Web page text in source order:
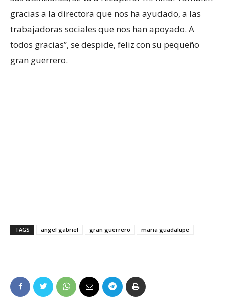
gracias a la directora que nos ha ayudado, a las
trabajadoras sociales que nos han apoyado. A
todos gracias”, se despide, feliz con su pequeño
gran guerrero.
TAGS angel gabriel gran guerrero maria guadalupe